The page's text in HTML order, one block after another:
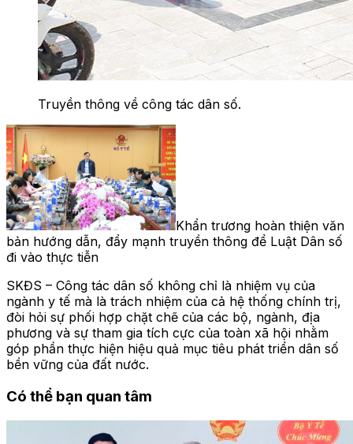
Truyền thông về công tác dân số.
Khẩn trương hoàn thiện văn
bản hướng dẫn, đẩy mạnh truyền thông để Luật Dân số
đi vào thực tiễn
SKĐS – Công tác dân số không chỉ là nhiệm vụ của
ngành y tế mà là trách nhiệm của cả hệ thống chính trị,
đòi hỏi sự phối hợp chặt chẽ của các bộ, ngành, địa
phương và sự tham gia tích cực của toàn xã hội nhằm
góp phần thực hiện hiệu quả mục tiêu phát triển dân số
bền vững của đất nước.
Có thể bạn quan tâm